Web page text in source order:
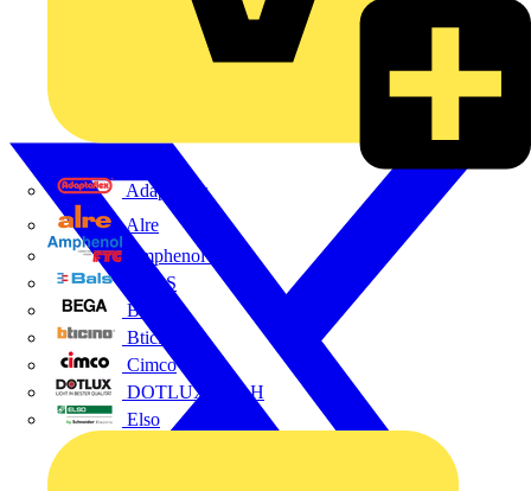
Adaptaflex
Alre
Amphenol FTG
BALS
Bega
Bticino
Cimco
DOTLUX GmbH
Elso